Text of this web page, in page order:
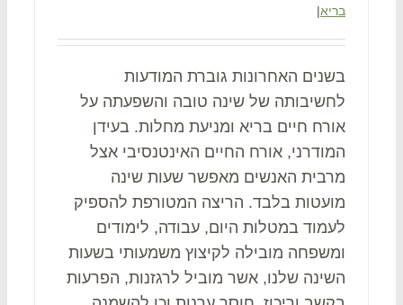
בשנים האחרונות גוברת המודעות
לחשיבותה של שינה טובה והשפעתה על
אורח חיים בריא ומניעת מחלות. בעידן
המודרני, אורח החיים האינטנסיבי אצל
מרבית האנשים מאפשר שעות שינה
מועטות בלבד. הריצה המטורפת להספיק
לעמוד במטלות היום, עבודה, לימודים
ומשפחה מובילה לקיצוץ משמעותי בשעות
השינה שלנו, אשר מוביל לרגזנות, הפרעות